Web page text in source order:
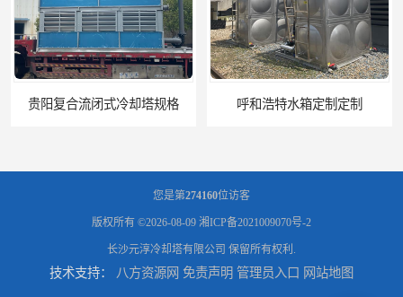
塔规格 呼和浩特水箱定制定制
您是第274160位访客
版权所有 ©2026-08-09 湘ICP备2021009070号-2
长沙元淳冷却塔有限公司 保留所有权利.
技术支持： 八方资源网 免责声明 管理员入口 网站地图